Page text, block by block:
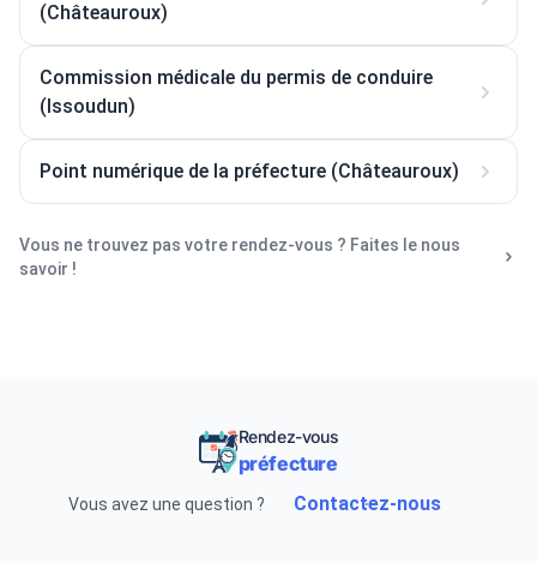
(Châteauroux)
Commission médicale du permis de conduire
(Issoudun)
Point numérique de la préfecture (Châteauroux)
Vous ne trouvez pas votre rendez-vous ? Faites le nous
savoir !
Rendez-vous
préfecture
Vous avez une question ? Contactez-nous